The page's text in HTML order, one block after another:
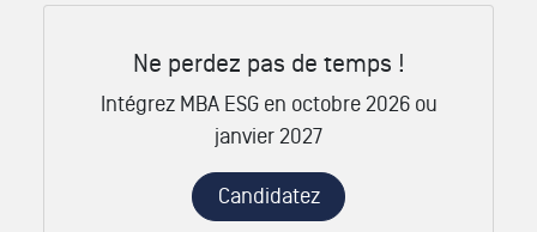
Ne perdez pas de temps !
Intégrez MBA ESG en octobre 2026 ou
janvier 2027
Candidatez